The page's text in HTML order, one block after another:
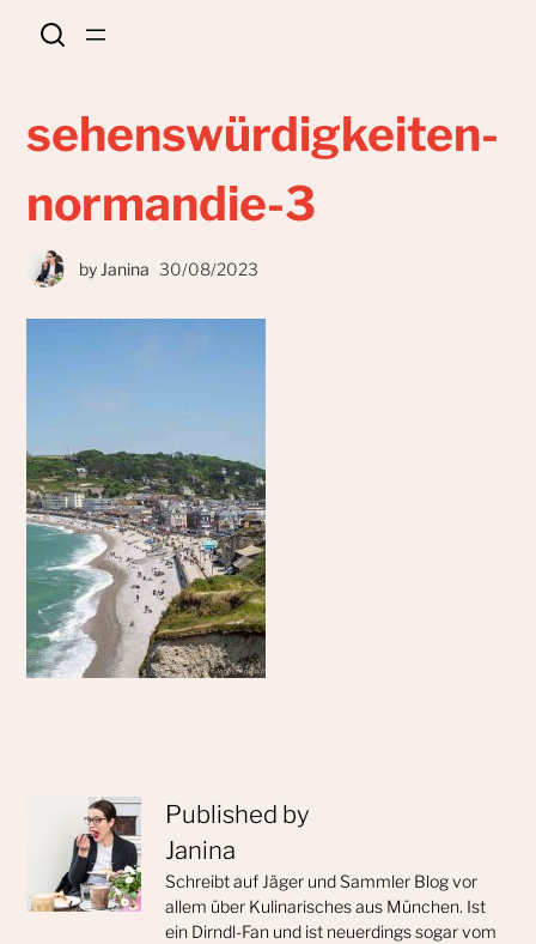
sehenswürdigkeiten-
normandie-3
by Janina 30/08/2023
Published by
Janina
Schreibt auf Jäger und Sammler Blog vor
allem über Kulinarisches aus München. Ist
ein Dirndl-Fan und ist neuerdings sogar vom